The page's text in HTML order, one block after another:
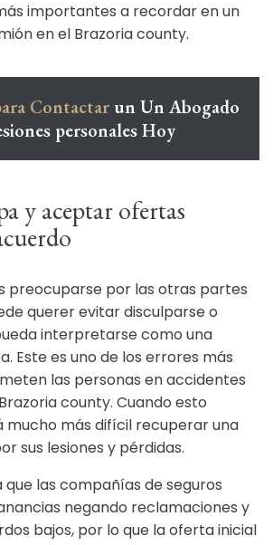
importantes a recordar en un
en el Brazoria county.
Contactar un Un Abogado
personales Hoy
y aceptar ofertas
preocuparse por las otras partes
querer evitar disculparse o
interpretarse como una
Este es uno de los errores más
las personas en accidentes
county. Cuando esto
mucho más difícil recuperar una
sus lesiones y pérdidas.
las compañías de seguros
negando reclamaciones y
bajos, por lo que la oferta inicial